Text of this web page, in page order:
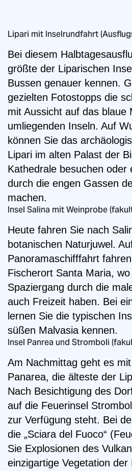
Lipari mit Inselrundfahrt
Bei diesem
größte der Liparischen
Bussen genauer kennen.
gezielten Fotostopps die
mit Aussicht auf das blaue
umliegenden Inseln. Auf
können Sie das
Lipari im alten Palast der
Kathedrale besuchen oder
durch die engen Gassen
machen.
Insel Salina mit Weinprobe
Heute fahren Sie nach
botanischen Naturjuwel.
Panoramaschifffahrt
Fischerort Santa Maria,
Spaziergang durch die
auch Freizeit haben. Bei
lernen Sie die typischen
süßen Malvasia kennen.
Insel Panrea und Stromboli
Am Nachmittag geht es
Panarea, die älteste der
Nach Besichtigung des
auf die Feuerinsel
zur Verfügung steht. Bei
die „Sciara del Fuoco“
Sie Explosionen des
einzigartige Vegetation